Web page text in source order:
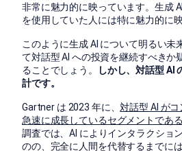
非常に魅力的に映っています。生成
を使用していた人には特に魅力的に映
このように生成 AI について明るい未
て対話型 AI への投資を継続すべきか
ることでしょう。
しかし、対話型 AI
計です。
Gartner は 2023 年に、対話型 AI が
急速に成長しているセグメントである
調査では、AI によりインタラクショ
のの、完全に人間を代替するまでに